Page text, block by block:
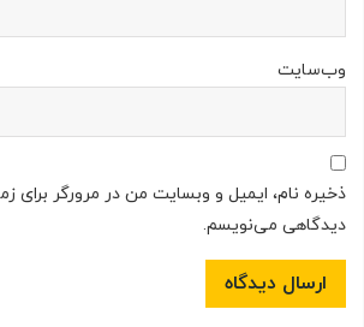
وب‌سایت
ذخیره نام، ایمیل و وبسایت من در مرورگر برای
دیدگاهی می‌نویسم.